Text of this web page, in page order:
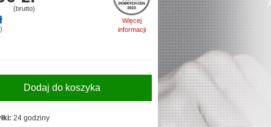
Więcej
informacji
(brutto)
Dodaj do koszyka
24 godziny